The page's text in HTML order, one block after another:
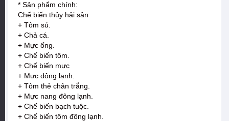
* Sản phẩm chính:
Chế biến thủy hải sản
+ Tôm sú.
+ Chả cá.
+ Mực ống.
+ Chế biến tôm.
+ Chế biến mực
+ Mực đông lạnh.
+ Tôm thẻ chân trắng.
+ Mực nang đông lạnh.
+ Chế biến bạch tuộc.
+ Chế biến tôm đông lạnh.